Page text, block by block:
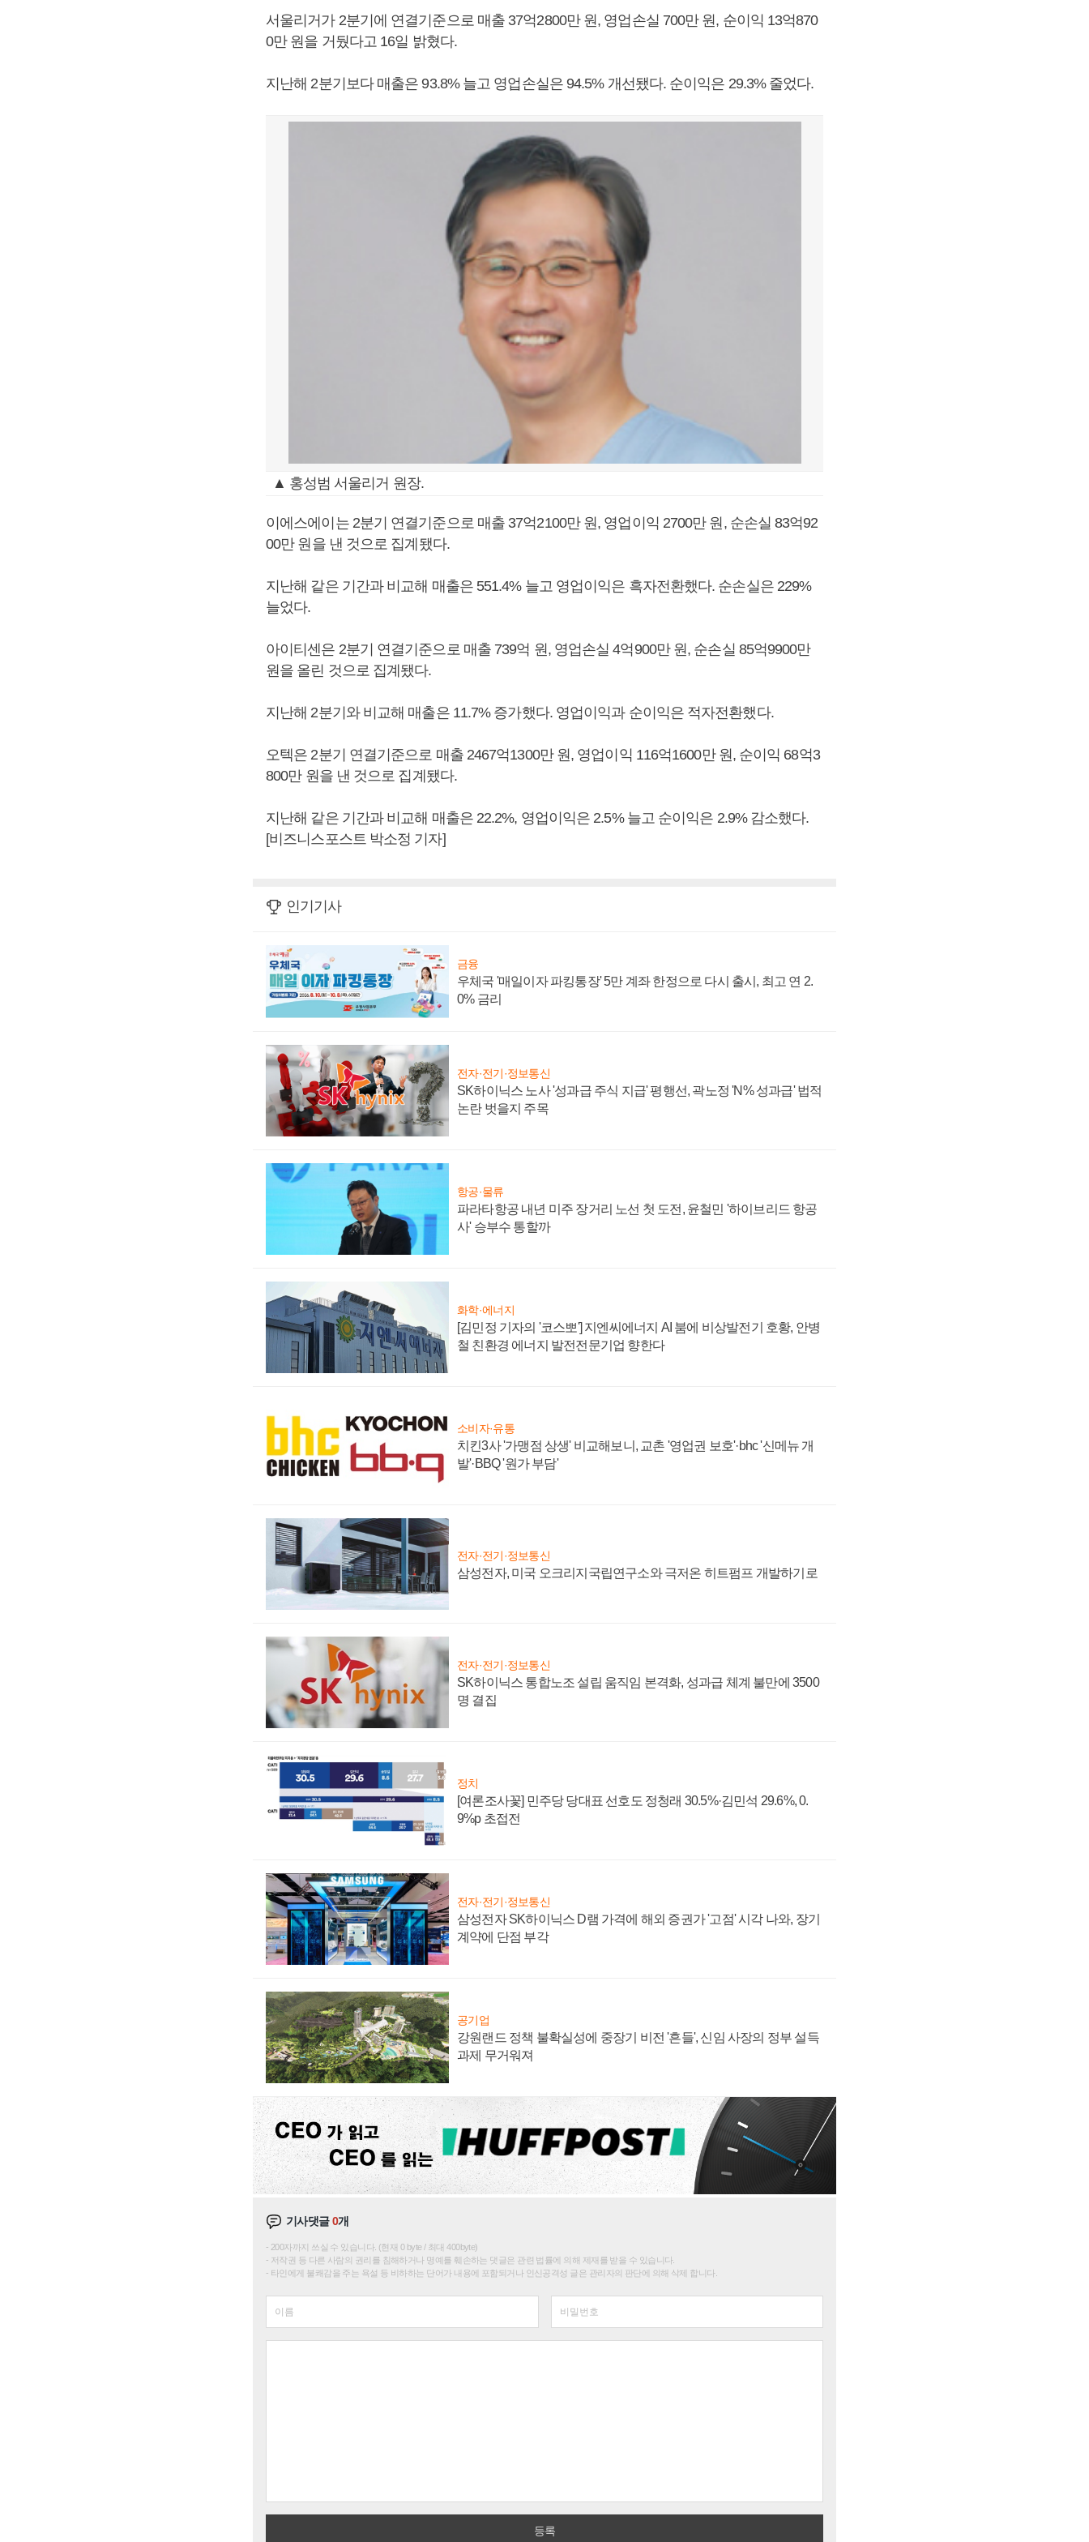
서울리거가 2분기에 연결기준으로 매출 37억2800만 원, 영업손실 700만 원, 순이익 13억870
0만 원을 거뒀다고 16일 밝혔다.
지난해 2분기보다 매출은 93.8% 늘고 영업손실은 94.5% 개선됐다. 순이익은 29.3% 줄었다.
▲ 홍성범 서울리거 원장.
이에스에이는 2분기 연결기준으로 매출 37억2100만 원, 영업이익 2700만 원, 순손실 83억92
00만 원을 낸 것으로 집계됐다.
지난해 같은 기간과 비교해 매출은 551.4% 늘고 영업이익은 흑자전환했다. 순손실은 229%
늘었다.
아이티센은 2분기 연결기준으로 매출 739억 원, 영업손실 4억900만 원, 순손실 85억9900만
원을 올린 것으로 집계됐다.
지난해 2분기와 비교해 매출은 11.7% 증가했다. 영업이익과 순이익은 적자전환했다.
오텍은 2분기 연결기준으로 매출 2467억1300만 원, 영업이익 116억1600만 원, 순이익 68억3
800만 원을 낸 것으로 집계됐다.
지난해 같은 기간과 비교해 매출은 22.2%, 영업이익은 2.5% 늘고 순이익은 2.9% 감소했다.
[비즈니스포스트 박소정 기자]
인기기사
금융
우체국 '매일이자 파킹통장' 5만 계좌 한정으로 다시 출시, 최고 연 2.
0% 금리
전자·전기·정보통신
SK하이닉스 노사 '성과급 주식 지급' 평행선, 곽노정 'N% 성과급' 법적
논란 벗을지 주목
항공·물류
파라타항공 내년 미주 장거리 노선 첫 도전, 윤철민 '하이브리드 항공
사' 승부수 통할까
화학·에너지
[김민정 기자의 '코스뽀'] 지엔씨에너지 AI 붐에 비상발전기 호황, 안병
철 친환경 에너지 발전전문기업 향한다
소비자·유통
치킨3사 '가맹점 상생' 비교해보니, 교촌 '영업권 보호'·bhc '신메뉴 개
발'·BBQ '원가 부담'
전자·전기·정보통신
삼성전자, 미국 오크리지국립연구소와 극저온 히트펌프 개발하기로
전자·전기·정보통신
SK하이닉스 통합노조 설립 움직임 본격화, 성과급 체계 불만에 3500
명 결집
정치
[여론조사꽃] 민주당 당대표 선호도 정청래 30.5%·김민석 29.6%, 0.
9%p 초접전
전자·전기·정보통신
삼성전자 SK하이닉스 D램 가격에 해외 증권가 '고점' 시각 나와, 장기
계약에 단점 부각
공기업
강원랜드 정책 불확실성에 중장기 비전 '흔들', 신임 사장의 정부 설득
과제 무거워져
기사댓글0개
200자까지 쓰실 수 있습니다. (현재 0 byte / 최대 400byte)
저작권 등 다른 사람의 권리를 침해하거나 명예를 훼손하는 댓글은 관련 법률에 의해 제재를 받을 수 있습니다.
타인에게 불쾌감을 주는 욕설 등 비하하는 단어가 내용에 포함되거나 인신공격성 글은 관리자의 판단에 의해 삭제 합니다.